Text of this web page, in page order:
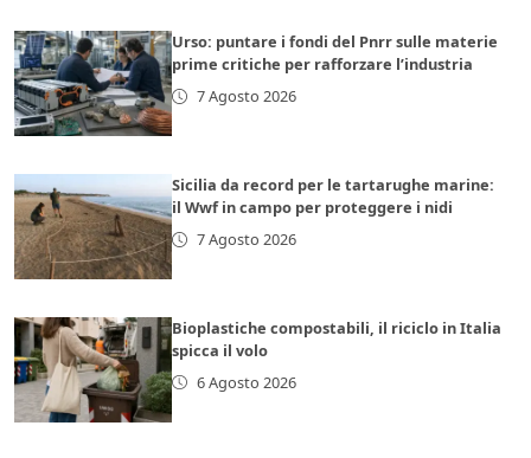
Urso: puntare i fondi del Pnrr sulle materie
prime critiche per rafforzare l’industria
7 Agosto 2026
Sicilia da record per le tartarughe marine:
il Wwf in campo per proteggere i nidi
7 Agosto 2026
Bioplastiche compostabili, il riciclo in Italia
spicca il volo
6 Agosto 2026